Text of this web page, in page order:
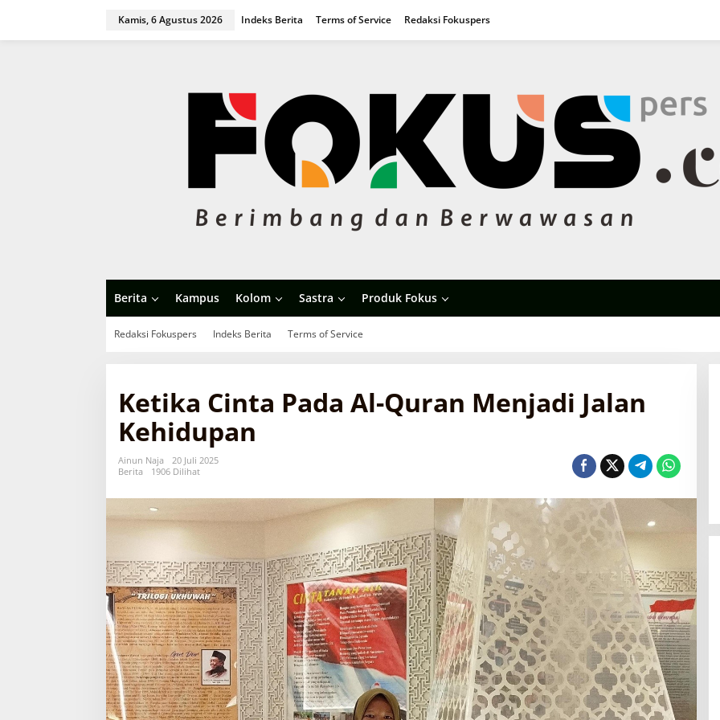
Kamis, 6 Agustus 2026 Indeks Berita Terms of Service Redaksi Fokuspers
Berita Kampus Kolom Sastra Produk Fokus
Redaksi Fokuspers Indeks Berita Terms of Service
Ketika Cinta Pada Al-Quran Menjadi Jalan
Kehidupan
Ainun Naja
20 Juli 2025
Berita
1906 Dilihat
Mahasiswa KKN Unisnu Resmi
Mengabdi di Desa Tahunan
Di Berita, Kampus | 27 Juli 2026